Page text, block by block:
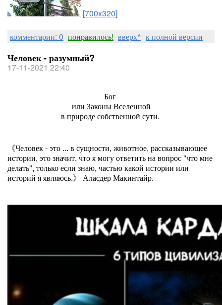
[700x320]
комментарии: 0 понравилось! вверх^ к полной версии
Человек - разумный?
17-11-2021 22:40
Бог
или Законы Вселенной
в природе собственной сути.
《Человек - это ... в сущности, животное, рассказывающее
истории, это значит, что я могу ответить на вопрос "что мне
делать", только если знаю, частью какой истории или
историй я являюсь.》 Аласдер Макинтайр.